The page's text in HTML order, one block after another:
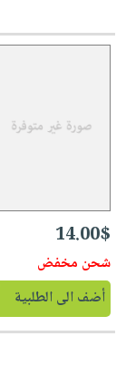
14.00$
شحن مخفض
أضف الى الطلبية